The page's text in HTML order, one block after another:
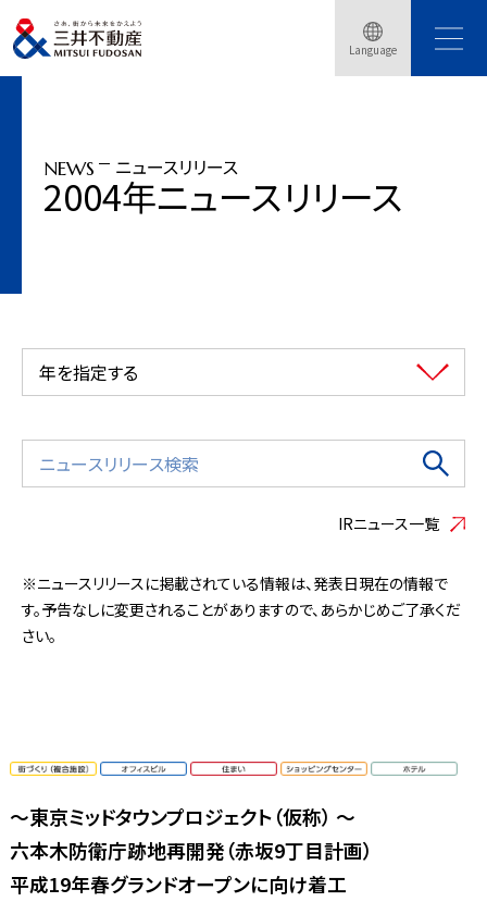
Language
トップページ ニュースリリース
「東京ミッドタウンプロジェクト（仮称）」着工、2007年春竣工予定
NEWS ニュースリリース
2004年ニュースリリース
年を指定する
IRニュース一覧
※ニュースリリースに掲載されている情報は、発表日現在の情報で
す。予告なしに変更されることがありますので、あらかじめご了承くだ
さい。
〜東京ミッドタウンプロジェクト（仮称） 〜
六本木防衛庁跡地再開発（赤坂9丁目計画）
平成19年春グランドオープンに向け着工